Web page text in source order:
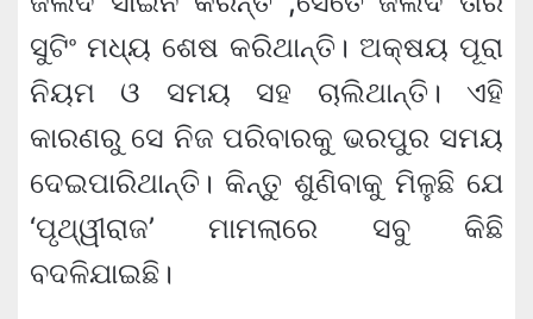
ସୁଟିଂ ମଧ୍ୟ ଶେଷ କରିଥାନ୍ତି। ଅକ୍ଷୟ ପୂରା
ନିୟମ ଓ ସମୟ ସହ ଚାଲିଥାନ୍ତି। ଏହି
କାରଣରୁ ସେ ନିଜ ପରିବାରକୁ ଭରପୁର ସମୟ
ଦେଇପାରିଥାନ୍ତି। କିନ୍ତୁ ଶୁଣିବାକୁ ମିଳୁଛି ଯେ
‘ପୃଥ୍ୱୀରାଜ’ ମାମଲାରେ ସବୁ କିଛି
ବଦଳିଯାଇଛି।